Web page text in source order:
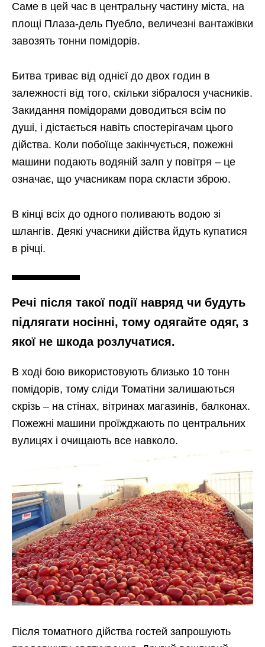
Саме в цей час в центральну частину міста, на
площі Плаза-дель Пуебло, величезні вантажівки
завозять тонни помідорів.
Битва триває від однієї до двох годин в
залежності від того, скільки зібралося учасників.
Закидання помідорами доводиться всім по
душі, і дістається навіть спостерігачам цього
дійства. Коли побоїще закінчується, пожежні
машини подають водяній залп у повітря – це
означає, що учасникам пора скласти зброю.
В кінці всіх до одного поливають водою зі
шлангів. Деякі учасники дійства йдуть купатися
в річці.
Речі після такої події навряд чи будуть
підлягати носінні, тому одягайте одяг, з
якої не шкода розлучатися.
В ході бою використовують близько 10 тонн
помідорів, тому сліди Томатіни залишаються
скрізь – на стінах, вітринах магазинів, балконах.
Пожежні машини проїжджають по центральних
вулицях і очищають все навколо.
Після томатного дійства гостей запрошують